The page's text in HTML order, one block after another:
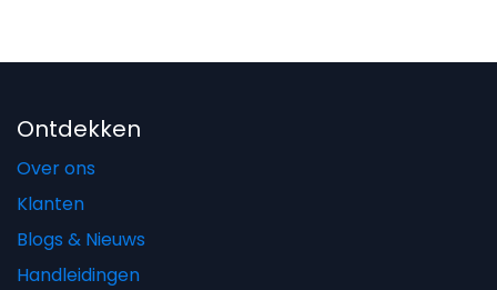
Ontdekken
Over ons
Klanten
Blogs & Nieuws
Handleidingen